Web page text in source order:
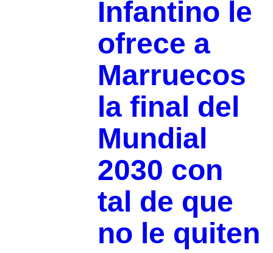
Infantino le
ofrece a
Marruecos
la final del
Mundial
2030 con
tal de que
no le quiten